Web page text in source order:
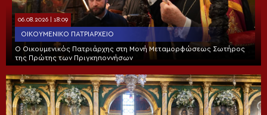
06.08.2026 | 18:09
ΟΙΚΟΥΜΕΝΙΚΌ ΠΑΤΡΙΑΡΧΕΊΟ
Ο Οικουμενικός Πατριάρχης στη Μονή Μεταμορφώσεως Σωτήρος
της Πρώτης των Πριγκηποννήσων